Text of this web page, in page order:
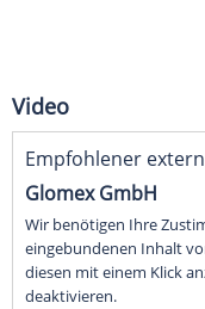
Video
Empfohlener
Glomex GmbH
Wir benötigen Ihre
eingebundenen Inhalt
diesen mit einem Klick
deaktivieren.